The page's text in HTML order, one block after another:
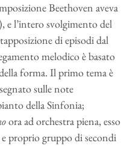
Beethoven aveva
e l’intero svolgimento del
di episodi dal
melodico è basato
forma. Il primo tema è
sulle note
della Sinfonia;
ora ad orchestra piena, esso
proprio gruppo di secondi